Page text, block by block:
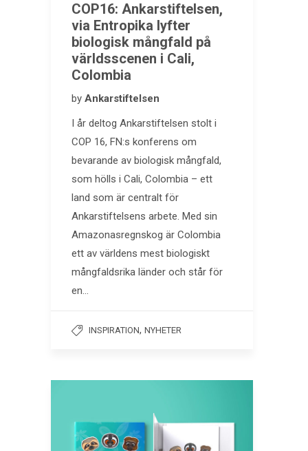
COP16: Ankarstiftelsen,
via Entropika lyfter
biologisk mångfald på
världsscenen i Cali,
Colombia
by Ankarstiftelsen
I år deltog Ankarstiftelsen stolt i
COP 16, FN:s konferens om
bevarande av biologisk mångfald,
som hölls i Cali, Colombia – ett
land som är centralt för
Ankarstiftelsens arbete. Med sin
Amazonasregnskog är Colombia
ett av världens mest biologiskt
mångfaldsrika länder och står för
en…
INSPIRATION, NYHETER